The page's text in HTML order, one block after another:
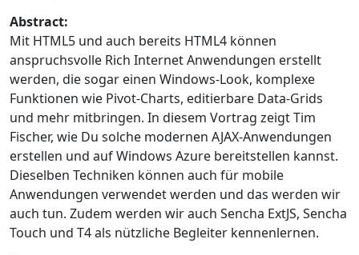
Abstract:
Mit HTML5 und auch bereits HTML4 können
anspruchsvolle Rich Internet Anwendungen erstellt
werden, die sogar einen Windows-Look, komplexe
Funktionen wie Pivot-Charts, editierbare Data-Grids
und mehr mitbringen. In diesem Vortrag zeigt Tim
Fischer, wie Du solche modernen AJAX-Anwendungen
erstellen und auf Windows Azure bereitstellen kannst.
Dieselben Techniken können auch für mobile
Anwendungen verwendet werden und das werden wir
auch tun. Zudem werden wir auch Sencha ExtJS, Sencha
Touch und T4 als nützliche Begleiter kennenlernen.